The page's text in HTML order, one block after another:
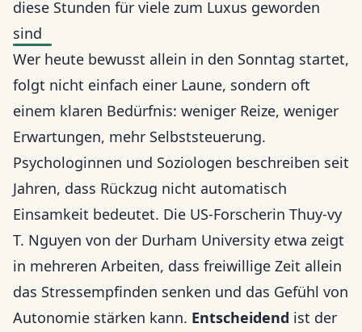
diese Stunden für viele zum Luxus geworden
sind
Wer heute bewusst allein in den Sonntag startet,
folgt nicht einfach einer Laune, sondern oft
einem klaren Bedürfnis: weniger Reize, weniger
Erwartungen, mehr Selbststeuerung.
Psychologinnen und Soziologen beschreiben seit
Jahren, dass Rückzug nicht automatisch
Einsamkeit bedeutet. Die US-Forscherin Thuy-vy
T. Nguyen von der Durham University etwa zeigt
in mehreren Arbeiten, dass freiwillige Zeit allein
das Stressempfinden senken und das Gefühl von
Autonomie stärken kann. Entscheidend ist der